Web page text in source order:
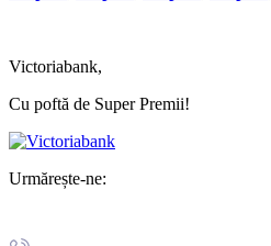
Victoriabank,
Cu poftă de Super Premii!
Urmărește-ne: